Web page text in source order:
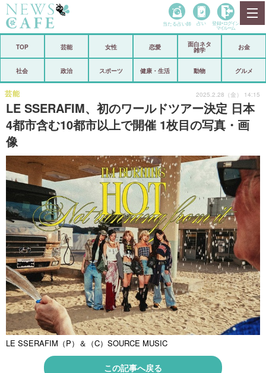
政治
芸能 スポーツ
コメントポスト アリ／ナシ
リリース ショップ
登録・ログイン/マイルーム
当たる占い師 占い 登録• ログイン
マイルーム
TOP 芸能 女性 恋愛
面白ネタ
雑学
お金
社会 政治 スポーツ 健康・生活 動物 グルメ
LE SSERAFIM、初のワールドツアー決定 日本
4都市含む10都市以上で開催 1枚目の写真・画
像
芸能 2025.2.28（金） 14:15
LE SSERAFIM（P）＆（C）SOURCE MUSIC
この記事へ戻る